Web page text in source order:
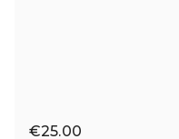
€25.00